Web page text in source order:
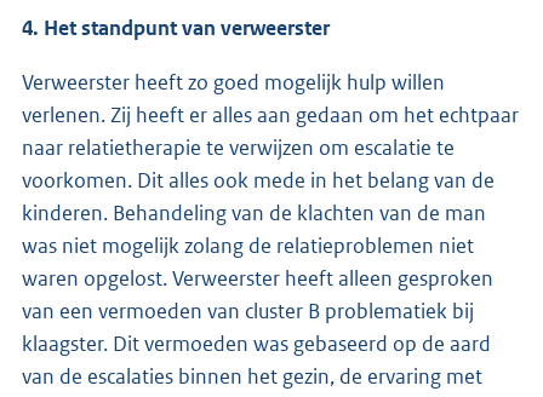
4. Het standpunt van verweerster
Verweerster heeft zo goed mogelijk hulp willen
verlenen. Zij heeft er alles aan gedaan om het echtpaar
naar relatietherapie te verwijzen om escalatie te
voorkomen. Dit alles ook mede in het belang van de
kinderen. Behandeling van de klachten van de man
was niet mogelijk zolang de relatieproblemen niet
waren opgelost. Verweerster heeft alleen gesproken
van een vermoeden van cluster B problematiek bij
klaagster. Dit vermoeden was gebaseerd op de aard
van de escalaties binnen het gezin, de ervaring met